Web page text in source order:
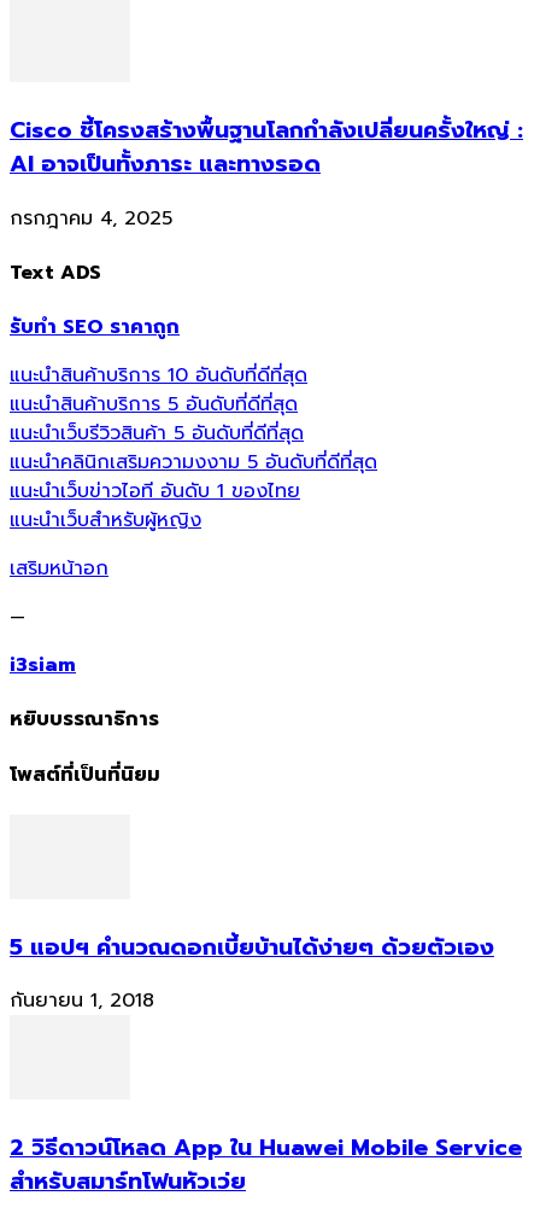
Cisco ชี้โครงสร้างพื้นฐานโลกกำลังเปลี่ยนครั้งใหญ่ :
AI อาจเป็นทั้งภาระ และทางรอด
กรกฎาคม 4, 2025
Text ADS
รับทำ SEO ราคาถูก
แนะนำสินค้าบริการ 10 อันดับที่ดีที่สุด
แนะนำสินค้าบริการ 5 อันดับที่ดีที่สุด
แนะนำเว็บรีวิวสินค้า 5 อันดับที่ดีที่สุด
แนะนำคลินิกเสริมความงงาม 5 อันดับที่ดีที่สุด
แนะนำเว็บข่าวไอที อันดับ 1 ของไทย
แนะนำเว็บสำหรับผู้หญิง
เสริมหน้าอก
—
i3siam
หยิบบรรณาธิการ
โพสต์ที่เป็นที่นิยม
5 แอปฯ คำนวณดอกเบี้ยบ้านได้ง่ายๆ ด้วยตัวเอง
กันยายน 1, 2018
2 วิธีดาวน์โหลด App ใน Huawei Mobile Service
สำหรับสมาร์ทโฟนหัวเว่ย